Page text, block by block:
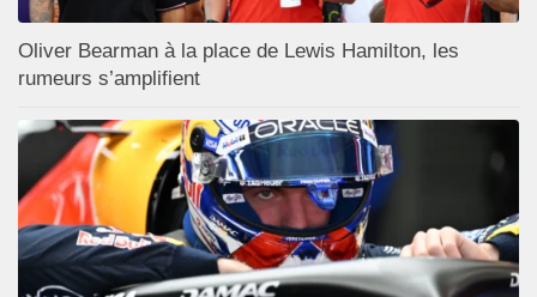
Oliver Bearman à la place de Lewis Hamilton, les
rumeurs s’amplifient